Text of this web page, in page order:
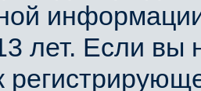
лет. Если вы